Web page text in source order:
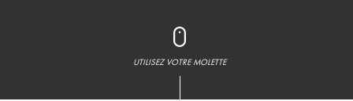
UTILISEZ VOTRE MOLETTE